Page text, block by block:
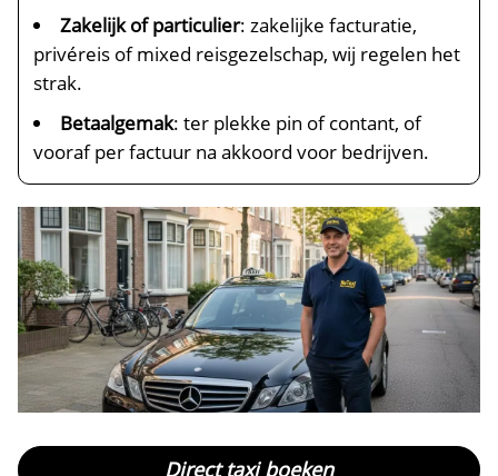
Zakelijk of particulier: zakelijke facturatie,
privéreis of mixed reisgezelschap, wij regelen het
strak.
Betaalgemak: ter plekke pin of contant, of
vooraf per factuur na akkoord voor bedrijven.
Direct taxi boeken